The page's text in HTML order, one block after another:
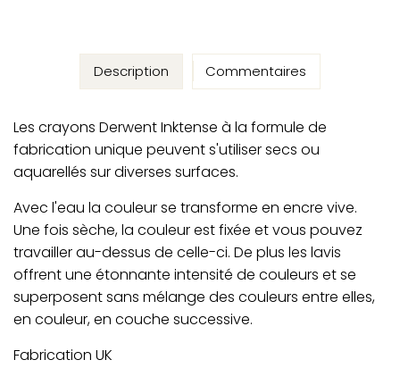
Description
Les crayons Derwent Inktense à la formule de
fabrication unique peuvent s'utiliser secs ou
aquarellés sur diverses surfaces.
Avec l'eau la couleur se transforme en encre vive.
Une fois sèche, la couleur est fixée et vous pouvez
travailler au-dessus de celle-ci. De plus les lavis
offrent une étonnante intensité de couleurs et se
superposent sans mélange des couleurs entre elles,
en couleur, en couche successive.
Fabrication UK
Commentaires